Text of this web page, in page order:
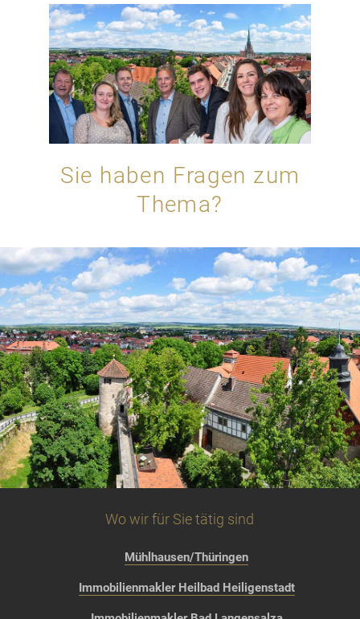
Sie haben Fragen zum
Thema?
Wo wir für Sie tätig sind
Mühlhausen/Thüringen
Immobilienmakler Heilbad Heiligenstadt